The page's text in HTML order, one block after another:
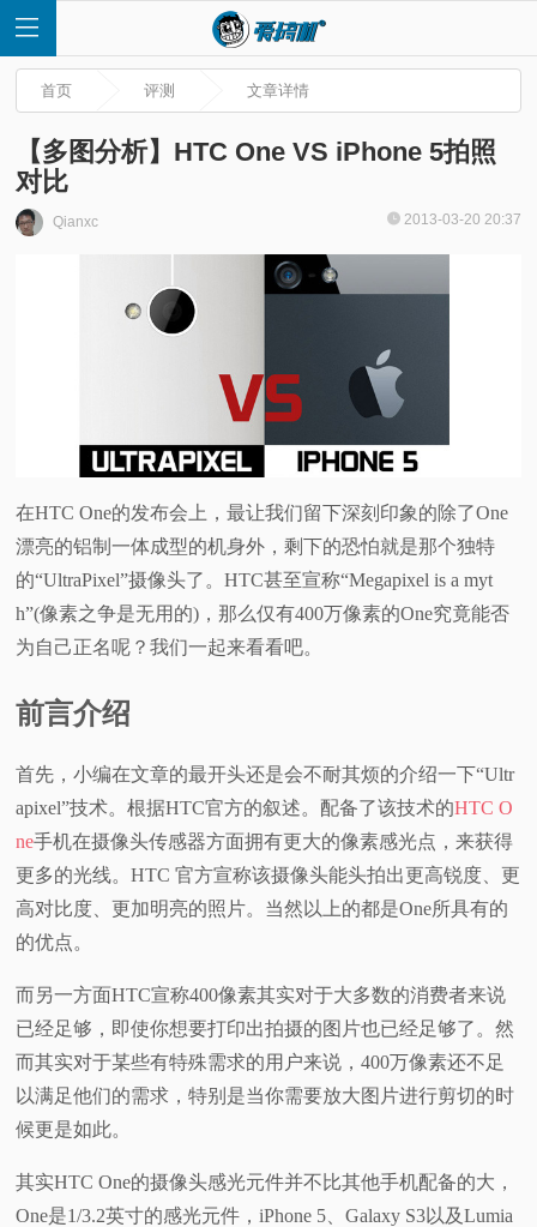
首
测
视
频
科
体
验
专
题
首页 评测 文章详情
【多图分析】HTC One VS iPhone 5拍照
对比
Qianxc 2013-03-20 20:37
在HTC One的发布会上，最让我们留下深刻印象的除了One
漂亮的铝制一体成型的机身外，剩下的恐怕就是那个独特
的“UltraPixel”摄像头了。HTC甚至宣称“Megapixel is a myt
h”(像素之争是无用的)，那么仅有400万像素的One究竟能否
为自己正名呢？我们一起来看看吧。
前言介绍
首先，小编在文章的最开头还是会不耐其烦的介绍一下“Ultr
apixel”技术。根据HTC官方的叙述。配备了该技术的HTC O
ne手机在摄像头传感器方面拥有更大的像素感光点，来获得
更多的光线。HTC 官方宣称该摄像头能头拍出更高锐度、更
高对比度、更加明亮的照片。当然以上的都是One所具有的
的优点。
而另一方面HTC宣称400像素其实对于大多数的消费者来说
已经足够，即使你想要打印出拍摄的图片也已经足够了。然
而其实对于某些有特殊需求的用户来说，400万像素还不足
以满足他们的需求，特别是当你需要放大图片进行剪切的时
候更是如此。
其实HTC One的摄像头感光元件并不比其他手机配备的大，
One是1/3.2英寸的感光元件，iPhone 5、Galaxy S3以及Lumia